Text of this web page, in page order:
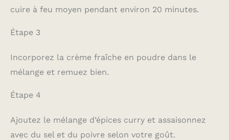
cuire à feu moyen pendant environ 20 minutes.
Étape 3
Incorporez la crème fraîche en poudre dans le
mélange et remuez bien.
Étape 4
Ajoutez le mélange d’épices curry et assaisonnez
avec du sel et du poivre selon votre goût.